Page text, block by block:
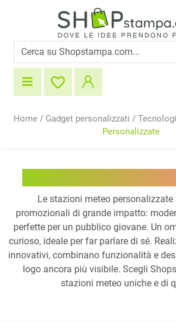
Home / Gadget personalizzati /
Personalizzate
Le stazioni meteo
promozionali di grande impatto:
perfette per un pubblico giovane. Un
curioso, ideale per far parlare di sé.
innovativi, combinano funzionalità e
logo ancora più visibile. Scegli
stazioni meteo uniche e di